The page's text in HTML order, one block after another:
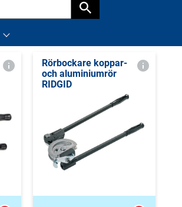
Rörbockare koppar-
och aluminiumrör
RIDGID